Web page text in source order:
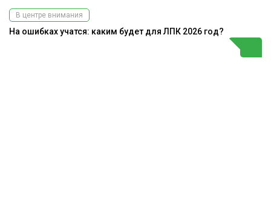
В центре внимания
На ошибках учатся: каким будет для ЛПК 2026 год?